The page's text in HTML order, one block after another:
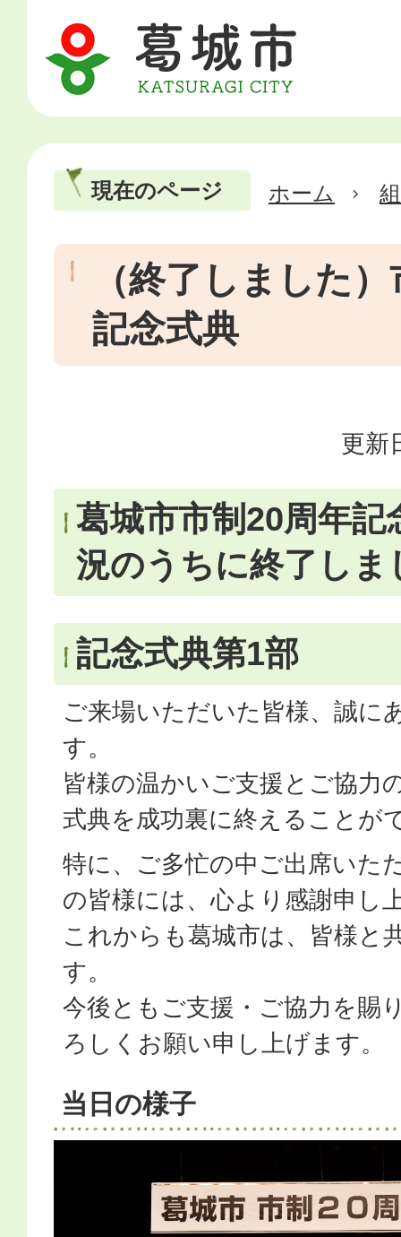
現在のページ ホーム
（終了しました
記念式典
更新
葛城市市制20周年記
況のうちに終了しま
記念式典第1部
ご来場いただいた皆様、誠に
す。
皆様の温かいご支援とご協力
式典を成功裏に終えることが
特に、ご多忙の中ご出席いた
の皆様には、心より感謝申し
これからも葛城市は、皆様と
す。
今後ともご支援・ご協力を賜
ろしくお願い申し上げます。
当日の様子